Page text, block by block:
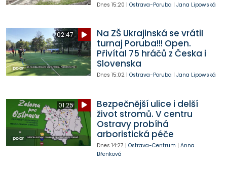
Dnes 15:20 | Ostrava-Poruba | Jana Lipowská
02:47
Na ZŠ Ukrajinská se vrátil
turnaj Poruba!!! Open.
Přivítal 75 hráčů z Česka i
Slovenska
Dnes 15:02| Ostrava-Poruba | Jana Lipowská
01:25
Bezpečnější ulice i delší
život stromů. V centru
Ostravy probíhá
arboristická péče
Dnes 14:27 | Ostrava-Centrum | Anna
Břenková